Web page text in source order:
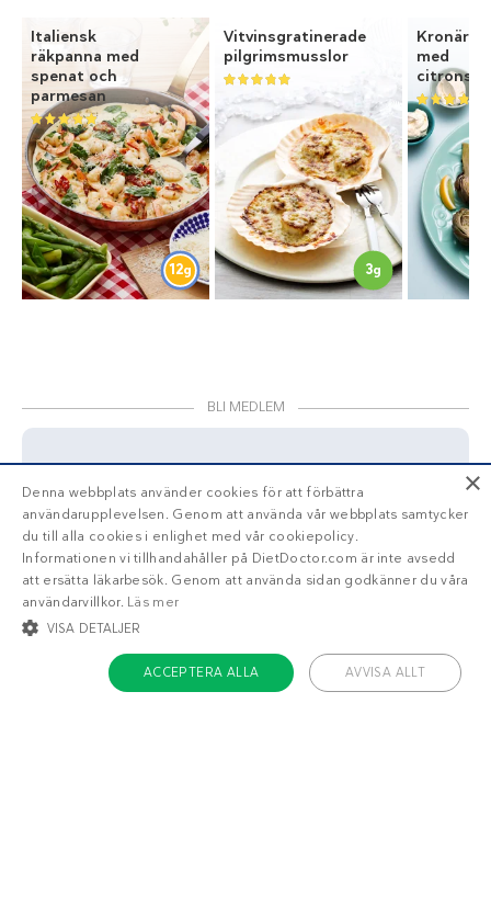
Italiensk
räkpanna med
spenat och
parmesan
12g
Vitvinsgratinerade
pilgrimsmusslor
3g
med
BLI MEDLEM
Få tillgång till din läckrapersonliga
veckomenymed Diet Doctor Plus!
Trött på att räkna
Ja! Berätta mer
×
Denna webbplats använder cookies för att förbättra
användarupplevelsen. Genom att använda vår webbplats samtycker
du till alla cookies i enlighet med vår cookiepolicy.
Informationen vi tillhandahåller på DietDoctor.com är inte avsedd
att ersätta läkarbesök. Genom att använda sidan godkänner du våra
användarvillkor. Läs mer
VISA DETALJER
ACCEPTERA ALLA AVVISA ALLT